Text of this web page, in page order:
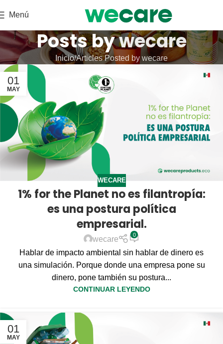
Menú
Posts bywecare
Inicio Articles Posted by wecare
01
MAY
WECARE
1% for the Planet no es filantropía:
es una postura política
empresarial.
wecare
0
Hablar de impacto ambiental sin hablar de dinero es
una simulación. Porque donde una empresa pone su
dinero, pone también su postura...
CONTINUAR LEYENDO
01
MAY